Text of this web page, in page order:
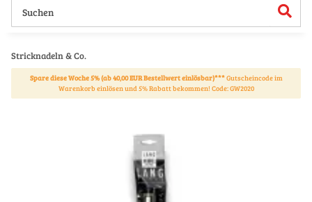
Stricknadeln & Co.
Spare diese Woche 5% (ab 40,00 EUR Bestellwert einlösbar)***Gutscheincode im
Warenkorb einlösen und 5% Rabatt bekommen! Code: GW2020